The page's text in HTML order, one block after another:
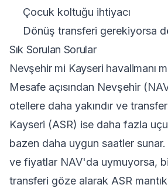
Çocuk koltuğu ihtiyacı
Dönüş transferi gerekiyorsa
Sık Sorulan Sorular
Nevşehir mi Kayseri havalimanı
Mesafe açısından Nevşehir
otellere daha yakındır ve transfer
Kayseri (ASR) ise daha fazla
bazen daha uygun saatler
ve fiyatlar NAV'da uymuyorsa,
transferi göze alarak ASR